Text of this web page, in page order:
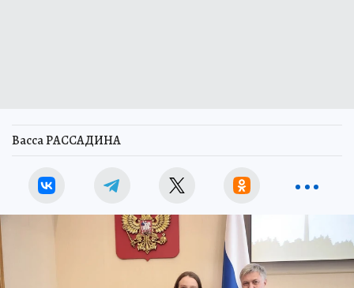
Васса РАССАДИНА